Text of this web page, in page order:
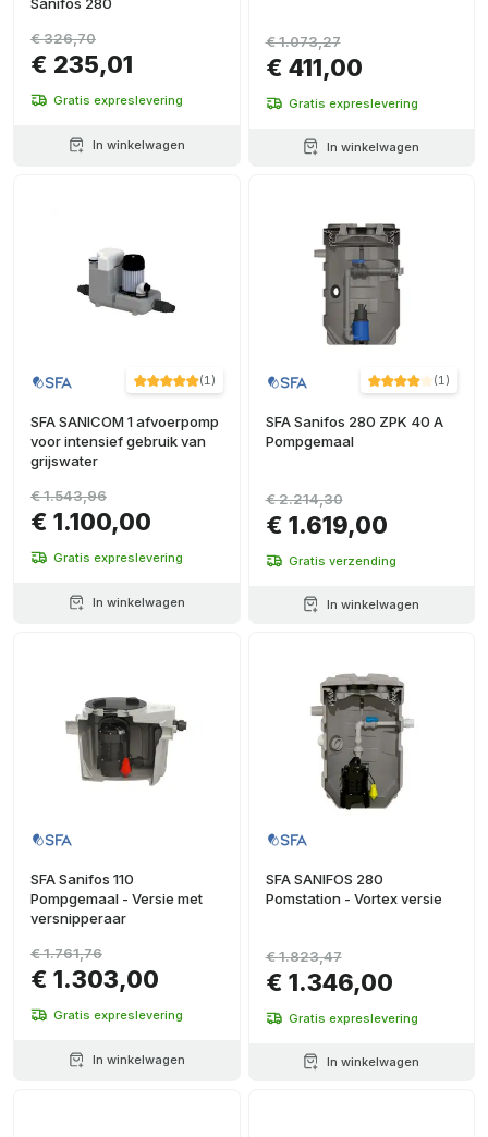
€ 235,01
€ 326,70
Gratis expreslevering
In winkelwagen
€ 411,00
€ 1.073,27
Gratis expreslevering
In winkelwagen
(1)
SFA SANICOM 1 afvoerpomp
voor intensief gebruik van
grijswater
€ 1.100,00
€ 1.543,96
Gratis expreslevering
In winkelwagen
(1)
SFA Sanifos 280 ZPK 40 A
Pompgemaal
€ 1.619,00
€ 2.214,30
Gratis verzending
In winkelwagen
SFA Sanifos 110
Pompgemaal - Versie met
versnipperaar
€ 1.303,00
€ 1.761,76
Gratis expreslevering
In winkelwagen
SFA SANIFOS 280
Pomstation - Vortex versie
€ 1.346,00
€ 1.823,47
Gratis expreslevering
In winkelwagen